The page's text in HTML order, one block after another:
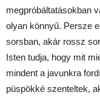
megpróbáltatásokban
olyan könnyű. Persze
sorsban, akár rossz
Isten tudja, hogy mit
mindent a javunkra
püspökké szenteltek,